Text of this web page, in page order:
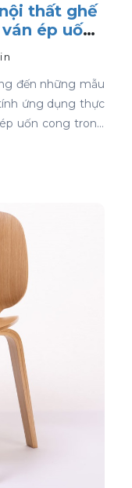
thất ghế
ép uốn
đến những mẫu
ứng dụng thực
uốn cong trong